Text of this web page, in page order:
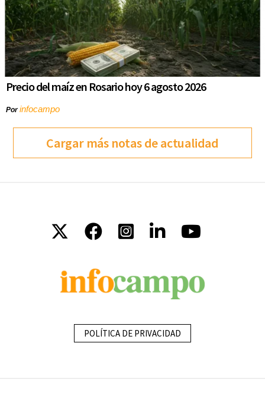
Precio del maíz en Rosario hoy 6 agosto 2026
Porinfocampo
Cargar más notas de actualidad
POLÍTICA DE PRIVACIDAD